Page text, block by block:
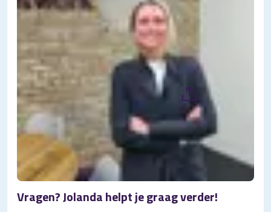
Vragen? Jolanda helpt je graag verder!